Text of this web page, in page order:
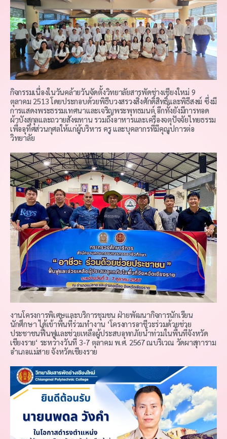
กิจกรรมเนื่องในวันคล้ายวันจัดตั้งวิทยาลัยสารพัดช่างเชียงใหม่ 9
ตุลาคม 2513 โดยประกอบด้วยพิธีบวงสรวงสิ่งศักดิ์สิทธิ์และพิธีสงฆ์ ซึ่งมี
การแสดงพระธรรมเทศนาและเจริญพระพุทธมนต์ อีกทั้งยังมีการทอด
ผ้าบังสุกุลและถวายสังฆทาน รวมถึงอาหารและเครื่องจตุปัจจัยไทยธรรม
เพื่ออุทิศส่วนกุศลให้แก่ผู้บริหาร ครู และบุคลากรที่มีคุณูปการต่อ
วิทยาลัย
งานโครงการพิเศษและบริการชุมชน ฝ่ายพัฒนากิจการนักเรียน
นักศึกษา ได้เข้าพื้นที่ร่วมทำงาน ‘โครงการอาชีวะร่วมด้วยช่วย
ประชาชนฟื้นฟูและช่วยเหลือผู้ประสบอุทกภัยน้ำท่วมในพื้นที่จังหวัด
เชียงราย‘ ระหว่างวันที่ 3-7 ตุลาคม พ.ศ. 2567 ณบริเวณ วัดผาสุการาม
อำเภอแม่สาย จังหวัดเชียงราย